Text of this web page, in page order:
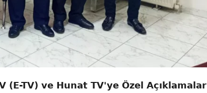
(E-TV) ve Hunat TV'ye Özel Açıklamalar